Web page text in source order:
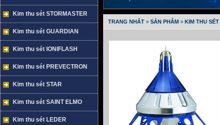
Kim thu sét STORMASTER
Kim thu sét GUARDIAN
Kim thu sét IONIFLASH
Kim thu sét PREVECTRON
Kim thu sét STAR
Kim thu sét SAINT ELMO
Kim thu sét LEDER
TRANG NHẤT » SẢN PHẨM » KIM THU SÉT